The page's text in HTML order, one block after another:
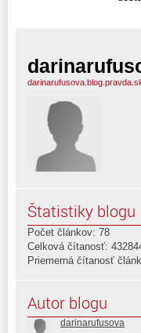
Štatistiky blogu
Počet článkov: 78
Celková čítanosť:
Priemerná čítanosť
Autor blogu
darinarufusova